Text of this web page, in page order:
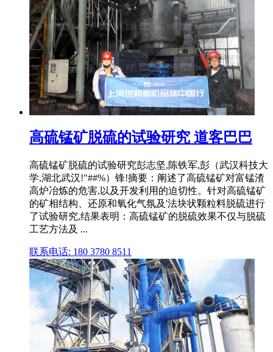
高硫锰矿脱硫的试验研究 道客巴巴
高硫锰矿脱硫的试验研究彭志坚,陈铁军,彭（武汉科技大
学,湖北武汉!"##%）锋!摘要：阐述了高硫锰矿对富锰渣
高炉冶炼的危害,以及开发利用的迫切性。针对高硫锰矿
的矿相结构、还原和氧化气氛及'法块状颗粒料脱硫进行
了试验研究,结果表明：高硫锰矿的脱硫效果不仅与脱硫
工艺方法及 ...
联系电话: 180 3780 8511